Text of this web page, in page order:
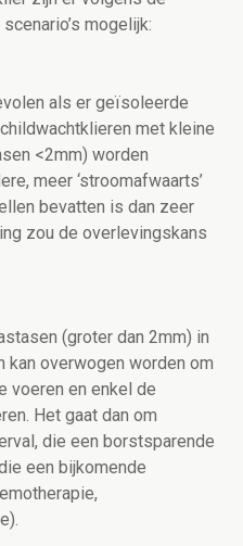
mogelijk:
als er geïsoleerde
met kleine
<2mm) worden
meer ‘stroomafwaarts’
bevatten is dan zeer
zou de overlevingskans
(groter dan 2mm) in
kan overwogen worden om
voeren en enkel de
Het gaat dan om
die een borstsparende
een bijkomende